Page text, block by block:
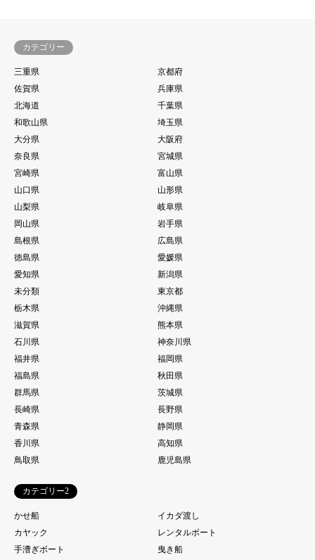
カテゴリー
三重県
京都府
佐賀県
兵庫県
北海道
千葉県
和歌山県
埼玉県
大分県
大阪府
奈良県
宮城県
宮崎県
富山県
山口県
山形県
山梨県
岐阜県
岡山県
岩手県
島根県
広島県
徳島県
愛媛県
愛知県
新潟県
未分類
東京都
栃木県
沖縄県
滋賀県
熊本県
石川県
神奈川県
福井県
福岡県
福島県
秋田県
群馬県
茨城県
長崎県
長野県
青森県
静岡県
香川県
高知県
鳥取県
鹿児島県
カテゴリー2
かせ船
イカダ渡し
カヤック
レンタルボート
手漕ぎボート
曳き船